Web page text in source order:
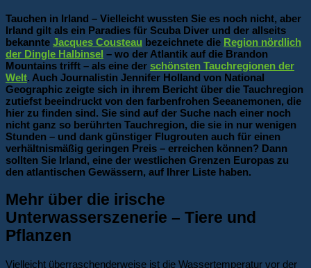
Tauchen in Irland – Vielleicht wussten Sie es noch nicht, aber
Irland gilt als ein Paradies für Scuba Diver und der allseits
bekannte Jacques Cousteau bezeichnete die Region nördlich
der Dingle Halbinsel – wo der Atlantik auf die Brandon
Mountains trifft – als eine der schönsten Tauchregionen der
Welt. Auch Journalistin Jennifer Holland von National
Geographic zeigte sich in ihrem Bericht über die Tauchregion
zutiefst beeindruckt von den farbenfrohen Seeanemonen, die
hier zu finden sind. Sie sind auf der Suche nach einer noch
nicht ganz so berührten Tauchregion, die sie in nur wenigen
Stunden – und dank günstiger Flugrouten auch für einen
verhältnismäßig geringen Preis – erreichen können? Dann
sollten Sie Irland, eine der westlichen Grenzen Europas zu
den atlantischen Gewässern, auf Ihrer Liste haben.
Mehr über die irische
Unterwasserszenerie – Tiere und
Pflanzen
Vielleicht überraschenderweise ist die Wassertemperatur vor der